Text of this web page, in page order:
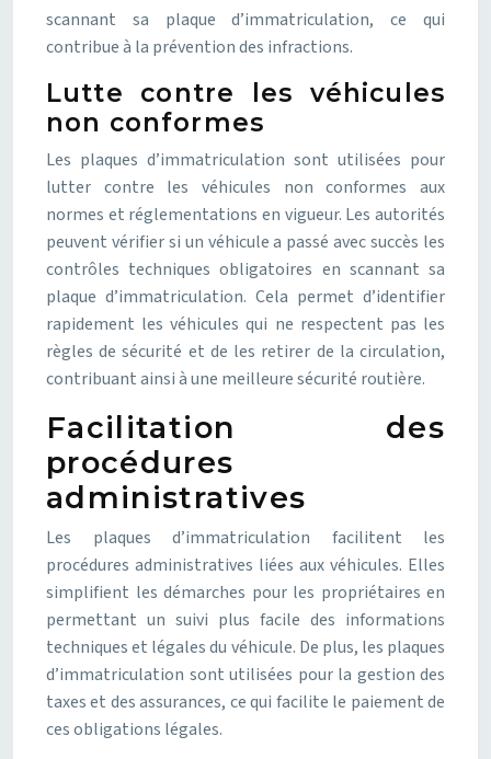
scannant sa plaque d’immatriculation, ce qui
contribue à la prévention des infractions.
Lutte contre les véhicules
non conformes
Les plaques d’immatriculation sont utilisées pour
lutter contre les véhicules non conformes aux
normes et réglementations en vigueur. Les autorités
peuvent vérifier si un véhicule a passé avec succès les
contrôles techniques obligatoires en scannant sa
plaque d’immatriculation. Cela permet d’identifier
rapidement les véhicules qui ne respectent pas les
règles de sécurité et de les retirer de la circulation,
contribuant ainsi à une meilleure sécurité routière.
Facilitation des
procédures
administratives
Les plaques d’immatriculation facilitent les
procédures administratives liées aux véhicules. Elles
simplifient les démarches pour les propriétaires en
permettant un suivi plus facile des informations
techniques et légales du véhicule. De plus, les plaques
d’immatriculation sont utilisées pour la gestion des
taxes et des assurances, ce qui facilite le paiement de
ces obligations légales.